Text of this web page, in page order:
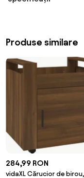
Produse similare
284,99 RON
vidaXL Cărucior de